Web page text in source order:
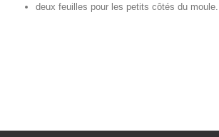
deux feuilles pour les petits côtés du moule.